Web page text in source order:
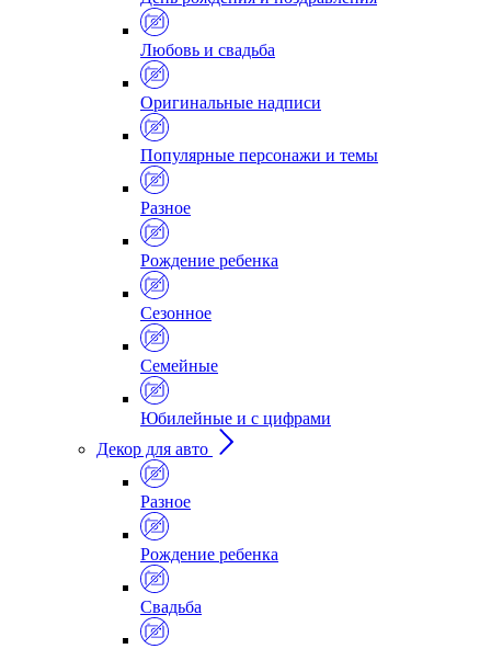
Любовь и свадьба
Оригинальные надписи
Популярные персонажи и темы
Разное
Рождение ребенка
Сезонное
Семейные
Юбилейные и с цифрами
Декор для авто
Разное
Рождение ребенка
Свадьба